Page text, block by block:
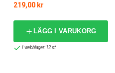
219,00 kr
LÄGG I VARUKORG
I webblager: 12 st